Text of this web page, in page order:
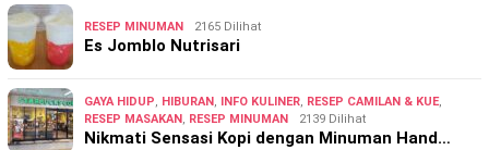
RESEP MINUMAN 2165 Dilihat
Es Jomblo Nutrisari
GAYA HIDUP, HIBURAN , INFO KULINER, RESEP CAMILAN & KUE,
RESEP MASAKAN , RESEP MINUMAN 2139 Dilihat
Nikmati Sensasi Kopi dengan Minuman Hand…